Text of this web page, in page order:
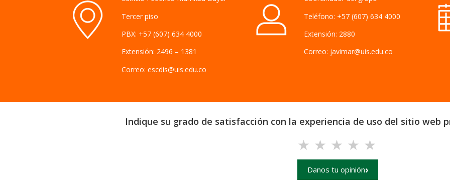
Tercer piso
PBX: +57 (607) 634 4000
Extensión: 2496 – 1381
Correo: escdis@uis.edu.co
Teléfono: +57 (607) 634 4000
Extensión: 2880
Correo: javimar@uis.edu.co
Indique su grado de satisfacción con la experiencia de uso del sitio web